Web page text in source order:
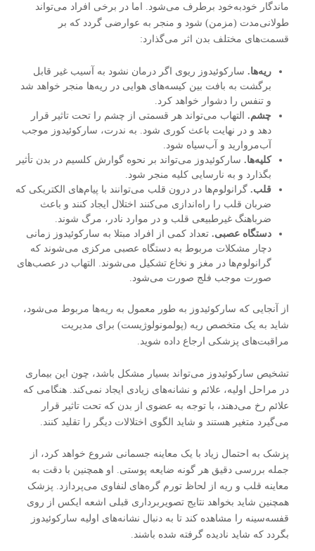
ماندگار خودبه‌خود برطرف می‌شود. اما در برخی افراد می‌تواند
طولانی‌مدت (مزمن) شود و منجر به عوارضی گردد که بر
قسمت‌های مختلف بدن اثر می‌گذارد:
ریه‌ها.سارکوئیدوز ریوی اگر درمان نشود به آسیب غیر قابل
برگشت به بافت بین کیسه‌های هوایی در ریه‌ها منجر خواهد شد
و تنفس را دشوار خواهد کرد.
چشم.التهاب می‌تواند هر قسمتی از چشم را تحت تاثیر قرار
دهد و در نهایت باعث کوری ‌شود. به ندرت، سارکوئیدوز موجب
آب‌مروارید و آب‌سیاه شود.
کلیه‌ها.سارکوئیدوز می‌تواند بر نحوه گوارش کلسیم در بدن تأثیر
بگذارد و به نارسایی کلیه منجر شود.
قلب.گرانولوم‌ها در درون قلب می‌توانند با پیام‌های الکتریکی که
ضربان قلب را راه‌اندازی می‌کنند اختلال ایجاد کنند و باعث
ضرباهنگ غیرطبیعی قلب و در موارد نادر، مرگ شوند.
دستگاه عصبی.تعداد کمی از افراد مبتلا به سارکوئیدوز زمانی
دچار مشکلات مربوط به دستگاه عصبی مرکزی می‌شوند که
گرانولوم‌ها در مغز و نخاع تشکیل می‌شوند. التهاب در عصب‌های
صورت موجب فلج صورت می‌شود.
از آنجایی که سارکوئیدوز به طور معمول به ریه‌ها مربوط می‌شود،
شاید به یک متخصص ریه (پولمونولوژیست) برای مدیریت
مراقبت‌های پزشکی ارجاع داده شوید.
تشخیص سارکوئیدوز می‌تواند بسیار مشکل باشد، چون این بیماری
در مراحل اولیه، علائم و نشانه‌های زیادی ایجاد نمی‌کند. هنگامی که
علائم رخ می‌دهند، با توجه به عضوی از بدن که تحت تاثیر قرار
می‌گیرد متغیر هستند و شاید الگوی اختلالات دیگر را تقلید کنند.
پزشک به احتمال زیاد با یک معاینه جسمانی شروع خواهد کرد، از
جمله بررسی دقیق هر گونه ضایعه پوستی. او همچنین با دقت به
معاینه قلب و ریه از لحاظ تورم گره‌های لنفاوی می‌پردازد. پزشک
همچنین شاید بخواهد نتایج تصویربرداری قبلی اشعه ایکس از روی
قفسه‌سینه را مشاهده کند تا به دنبال نشانه‌های اولیه سارکوئیدوز
بگردد که شاید نادیده گرفته شده باشند.